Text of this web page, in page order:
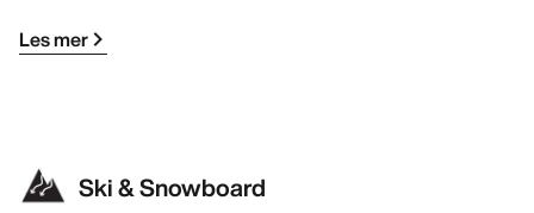
Les mer
Ski & Snowboard